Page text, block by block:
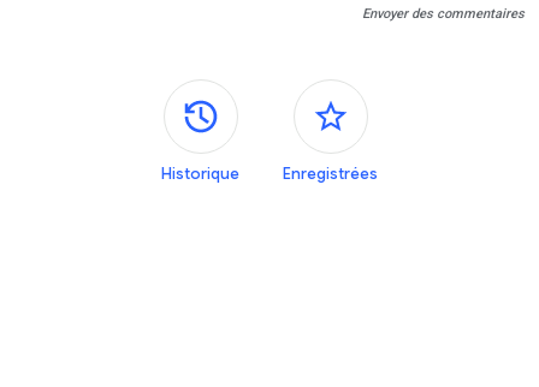
Envoyer des commentaires
Panneaux latéraux
Historique Enregistrées